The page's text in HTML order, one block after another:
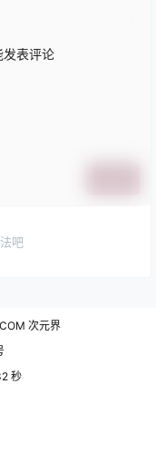
发表评论
吧
次元界
秒